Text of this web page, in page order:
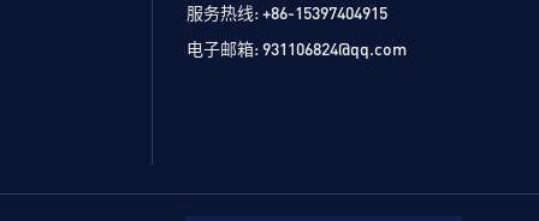
服务热线:+86-15397404915
电子邮箱:931106824@qq.com